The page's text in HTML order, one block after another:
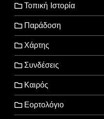
Τοπική Ιστορία
Παράδοση
Χάρτης
Συνδέσεις
Καιρός
Εορτολόγιο